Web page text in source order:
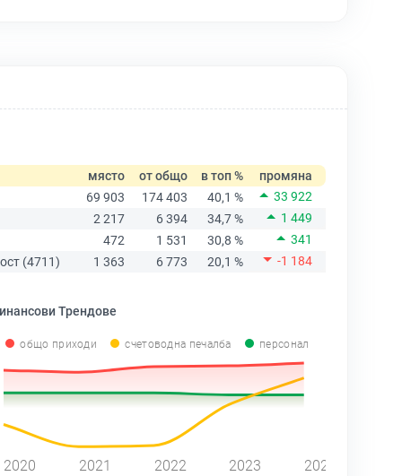
място от общо в топ %
промяна
69 903
174 403 40,1 %
33 922
2 217
6 394 34,7 %
1 449
472
1 531 30,8 %
341
(4711)
1 363 6 773 20,1 % -1 184
Трендове
общо приходи счетоводна печалба персонал
2020 2021 2022 2023 2024